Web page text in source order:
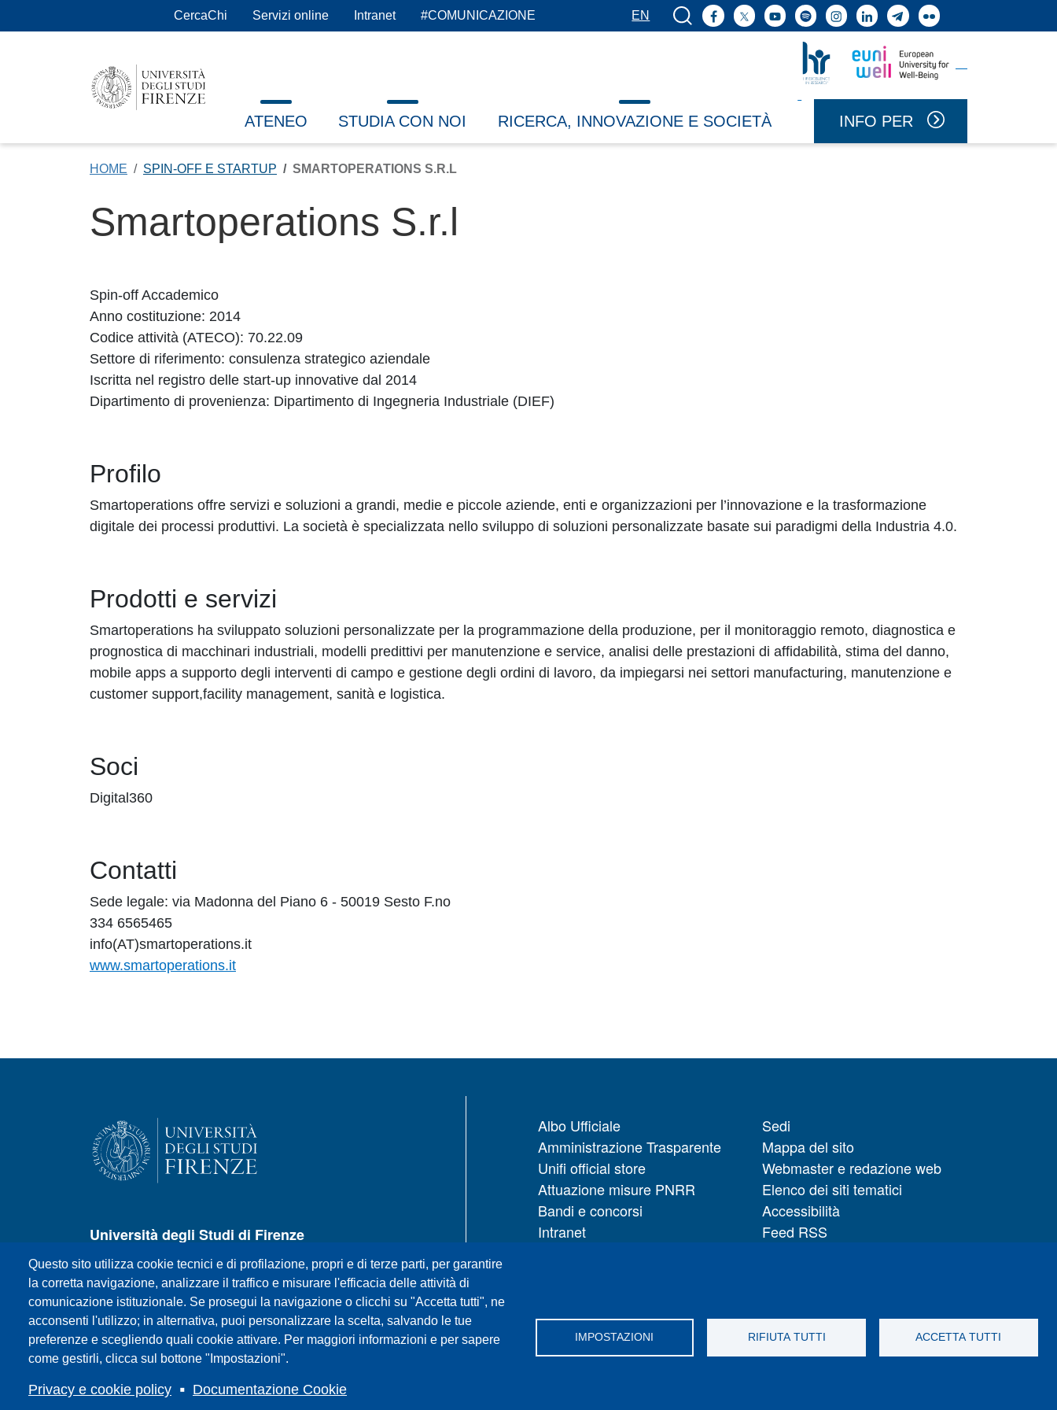
CercaChi Servizi online Intranet #COMUNICAZIONE EN Bottone cerca
Facebook
X YouTube
SpotifyInstagram
LinkedInTelegram
Flickr
ATENEO STUDIA CON NOI RICERCA, INNOVAZIONE E SOCIETÀ INFO PER
HOME SPIN-OFF E STARTUP SMARTOPERATIONS S.R.L
Smartoperations S.r.l
Spin-off Accademico
Anno costituzione: 2014
Codice attività (ATECO): 70.22.09
Settore di riferimento: consulenza strategico aziendale
Iscritta nel registro delle start-up innovative dal 2014
Dipartimento di provenienza: Dipartimento di Ingegneria Industriale (DIEF)
Profilo
Smartoperations offre servizi e soluzioni a grandi, medie e piccole aziende, enti e organizzazioni per l’innovazione e la trasformazione
digitale dei processi produttivi. La società è specializzata nello sviluppo di soluzioni personalizzate basate sui paradigmi della Industria 4.0.
Prodotti e servizi
Smartoperations ha sviluppato soluzioni personalizzate per la programmazione della produzione, per il monitoraggio remoto, diagnostica e
prognostica di macchinari industriali, modelli predittivi per manutenzione e service, analisi delle prestazioni di affidabilità, stima del danno,
mobile apps a supporto degli interventi di campo e gestione degli ordini di lavoro, da impiegarsi nei settori manufacturing, manutenzione e
customer support,facility management, sanità e logistica.
Soci
Digital360
Contatti
Sede legale: via Madonna del Piano 6 - 50019 Sesto F.no
334 6565465
info(AT)smartoperations.it
www.smartoperations.it
Questo sito utilizza cookie tecnici e di profilazione, propri e di terze parti, per garantire
la corretta navigazione, analizzare il traffico e misurare l'efficacia delle attività di
comunicazione istituzionale. Se prosegui la navigazione o clicchi su "Accetta tutti", ne
acconsenti l'utilizzo; in alternativa, puoi personalizzare la scelta, salvando le tue
preferenze e scegliendo quali cookie attivare. Per maggiori informazioni e per sapere
come gestirli, clicca sul bottone "Impostazioni".
Privacy e cookie policy Documentazione Cookie
IMPOSTAZIONI RIFIUTA TUTTI ACCETTA TUTTI
Università degli Studi di Firenze
P.zza S.Marco, 4 - 50121 Firenze
Centralino +39 055 27571
E-mail:urp@unifi.it
Posta certificata:ateneo@pec.unifi.it
P.IVA/Cod.Fis. 01279680480
Albo Ufficiale
Amministrazione Trasparente
Unifi official store
Attuazione misure PNRR
Bandi e concorsi
Intranet
Pubblico
Sedi
Mappa del sito
Webmaster e redazione web
Elenco dei siti tematici
Accessibilità
Feed RSS